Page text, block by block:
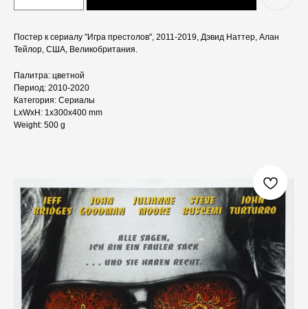
Постер к сериалу "Игра престолов", 2011-2019, Дэвид Наттер, Алан
Тейлор, США, Великобритания.
Палитра: цветной
Период: 2010-2020
Категория: Сериалы
LxWxH: 1x300x400 mm
Weight: 500 g